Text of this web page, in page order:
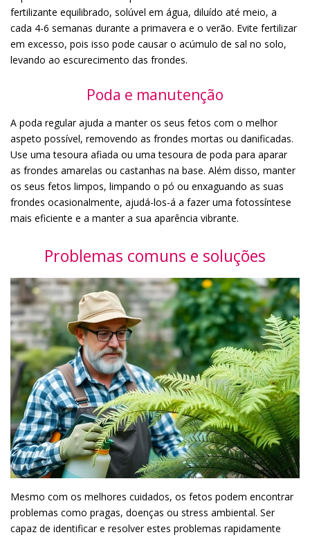
fertilizante equilibrado, solúvel em água, diluído até meio, a
cada 4-6 semanas durante a primavera e o verão. Evite fertilizar
em excesso, pois isso pode causar o acúmulo de sal no solo,
levando ao escurecimento das frondes.
Poda e manutenção
A poda regular ajuda a manter os seus fetos com o melhor
aspeto possível, removendo as frondes mortas ou danificadas.
Use uma tesoura afiada ou uma tesoura de poda para aparar
as frondes amarelas ou castanhas na base. Além disso, manter
os seus fetos limpos, limpando o pó ou enxaguando as suas
frondes ocasionalmente, ajudá-los-á a fazer uma fotossíntese
mais eficiente e a manter a sua aparência vibrante.
Problemas comuns e soluções
Mesmo com os melhores cuidados, os fetos podem encontrar
problemas como pragas, doenças ou stress ambiental. Ser
capaz de identificar e resolver estes problemas rapidamente